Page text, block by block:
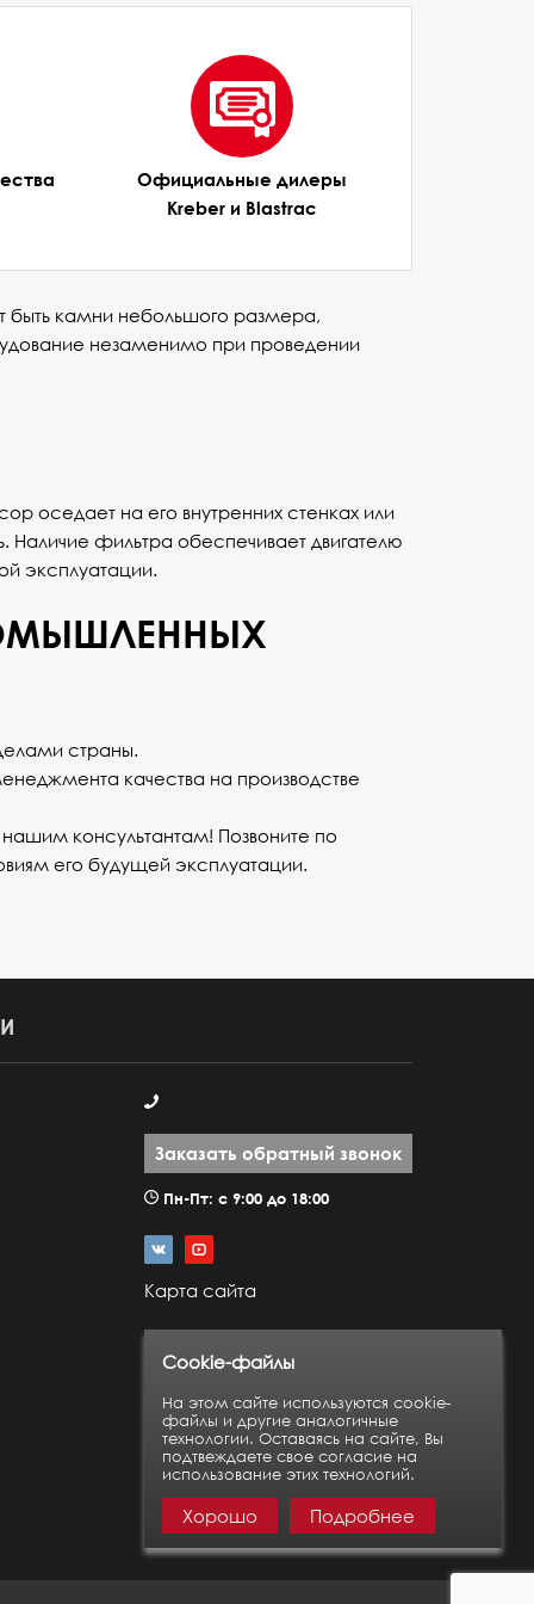
Официальные дилеры
Kreber и Blastrac
быть камни небольшого размера,
незаменимо при проведении
оседает на его внутренних стенках или
фильтра обеспечивает двигателю
эксплуатации.
страны.
качества на производстве
консультантам! Позвоните по
его будущей эксплуатации.
Заказать обратный звонок
Пн-Пт: с 9:00 до 18:00
Карта сайта
Cookie-файлы
На этом сайте используются cookie-
файлы и другие аналогичные
технологии. Оставаясь на сайте, Вы
подтвеждаете свое согласие на
использование этих технологий.
Хорошо Подробнее